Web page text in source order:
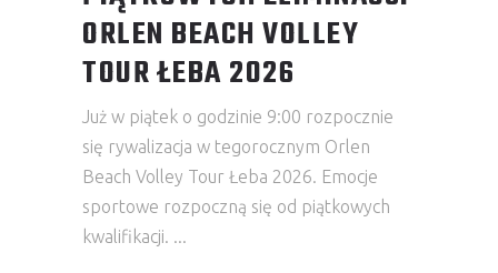
ORLEN BEACH VOLLEY
TOUR ŁEBA 2026
Już w piątek o godzinie 9:00 rozpocznie
się rywalizacja w tegorocznym Orlen
Beach Volley Tour Łeba 2026. Emocje
sportowe rozpoczną się od piątkowych
kwalifikacji.